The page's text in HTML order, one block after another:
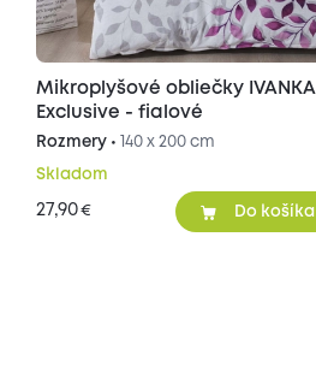
Mikroplyšové obliečky IVANKA
Exclusive - fialové
Rozmery • 140 x 200 cm
Skladom
27,90€ Do košíka